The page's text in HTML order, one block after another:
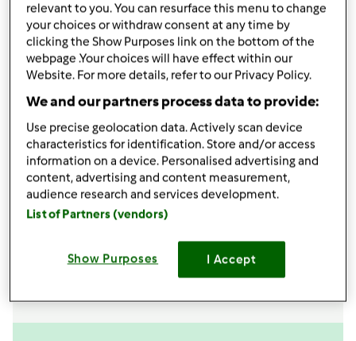
pangrattato per impanare q.b.
olio extravergine q.b.
Aggiungi alla lista della spesa
Accessori che ti serviranno
Spatola
acquista
Boccale Completo TM6
relevant to you. You can resurface this menu to change
your choices or withdraw consent at any time by
clicking the Show Purposes link on the bottom of the
webpage .Your choices will have effect within our
Website. For more details, refer to our Privacy Policy.
We and our partners process data to provide:
Use precise geolocation data. Actively scan device
characteristics for identification. Store and/or access
information on a device. Personalised advertising and
content, advertising and content measurement,
audience research and services development.
List of Partners (vendors)
Show Purposes I Accept